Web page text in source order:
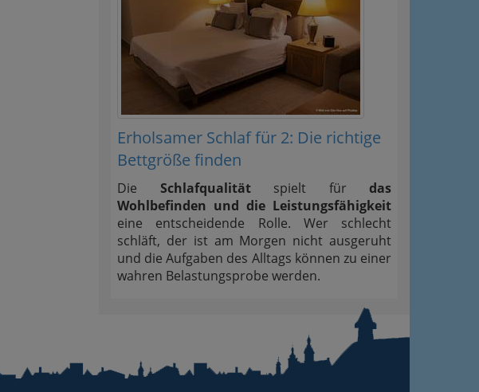
Erholsamer Schlaf für 2: Die richtige
Bettgröße finden
Die Schlafqualitätspielt für das
Wohlbefinden und die Leistungsfähigkeit
eine entscheidende Rolle. Wer schlecht
schläft, der ist am Morgen nicht ausgeruht
und die Aufgaben des Alltags können zu einer
wahren Belastungsprobe werden.